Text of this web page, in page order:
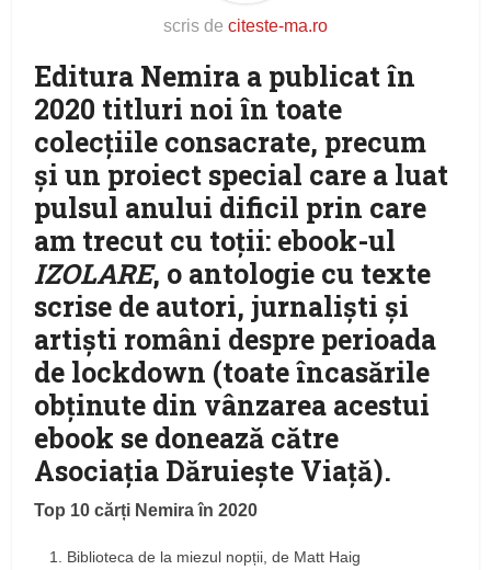
scris de citeste-ma.ro
Editura Nemira a publicat în
2020 titluri noi în toate
colecțiile consacrate, precum
și un proiect special care a luat
pulsul anului dificil prin care
am trecut cu toții: ebook-ul
IZOLARE, o antologie cu texte
scrise de autori, jurnaliști și
artiști români despre perioada
de lockdown (toate încasările
obținute din vânzarea acestui
ebook se donează către
Asociația Dăruiește Viață).
Top 10 cărți Nemira în 2020
Biblioteca de la miezul nopții, de Matt Haig